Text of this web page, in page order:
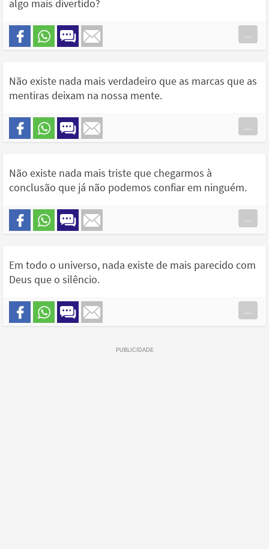
algo mais divertido?
...
Não existe nada mais verdadeiro que as marcas que as
mentiras deixam na nossa mente.
...
Não existe nada mais triste que chegarmos à
conclusão que já não podemos confiar em ninguém.
...
Em todo o universo, nada existe de mais parecido com
Deus que o silêncio.
...